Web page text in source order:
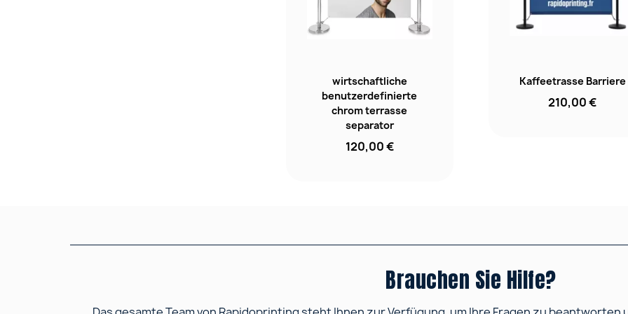
wirtschaftliche
benutzerdefinierte
chrom terrasse
separator
120,00 €
Kaffeetrasse Barriere
210,00 €
Brauchen Sie Hilfe?